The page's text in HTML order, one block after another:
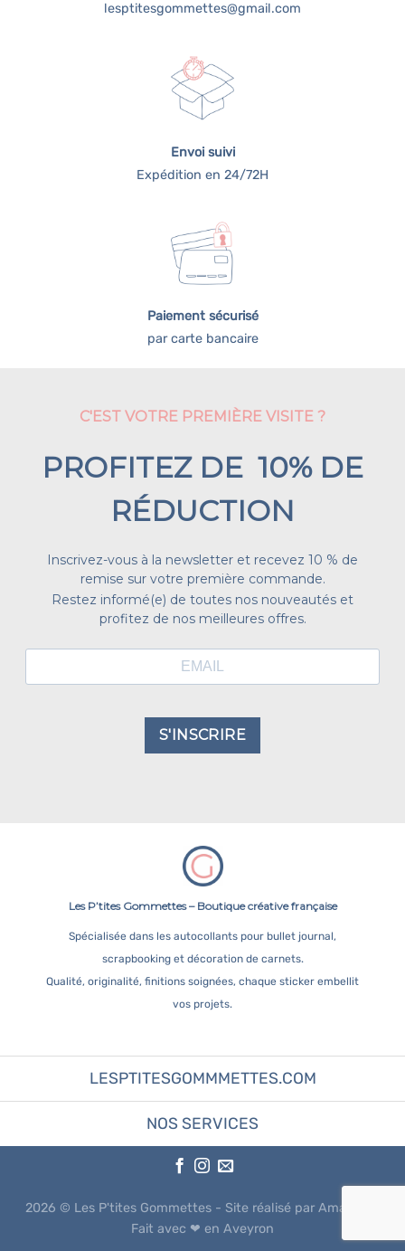
lesptitesgommettes@gmail.com
Envoi suivi
Expédition en 24/72H
Paiement sécurisé
par carte bancaire
C'EST VOTRE PREMIÈRE VISITE ?
PROFITEZ DE 10% DE
RÉDUCTION
Inscrivez-vous à la newsletter et recevez 10 % de
remise sur votre première commande.
Restez informé(e) de toutes nos nouveautés et
profitez de nos meilleures offres.
S'INSCRIRE
Les P’tites Gommettes – Boutique créative française
Spécialisée dans les autocollants pour bullet journal,
scrapbooking et décoration de carnets.
Qualité, originalité, finitions soignées, chaque sticker embellit
vos projets.
LESPTITESGOMMMETTES.COM
NOS SERVICES
2026 © Les P'tites Gommettes- Site réalisé par Amandine
Fait avec ❤︎ en Aveyron